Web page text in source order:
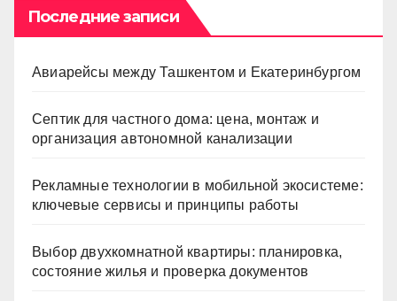
Последние записи
Авиарейсы между Ташкентом и Екатеринбургом
Септик для частного дома: цена, монтаж и
организация автономной канализации
Рекламные технологии в мобильной экосистеме:
ключевые сервисы и принципы работы
Выбор двухкомнатной квартиры: планировка,
состояние жилья и проверка документов